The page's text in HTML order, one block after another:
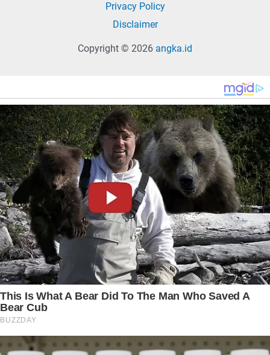
Privacy Policy
Disclaimer
Copyright © 2026 angka.id